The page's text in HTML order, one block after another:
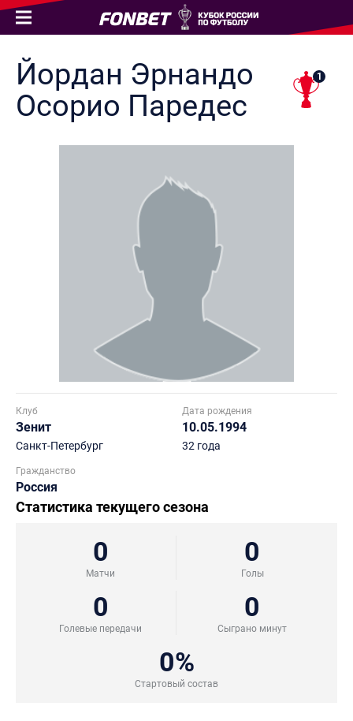
Йордан Эрнандо
Осорио Паредес
1
Клуб
Зенит
Санкт-Петербург
Дата рождения
10.05.1994
32 года
Гражданство
Россия
Статистика текущего сезона
0
Матчи
0
Голы
0
Голевые передачи
0
Сыграно минут
0%
Стартовый состав